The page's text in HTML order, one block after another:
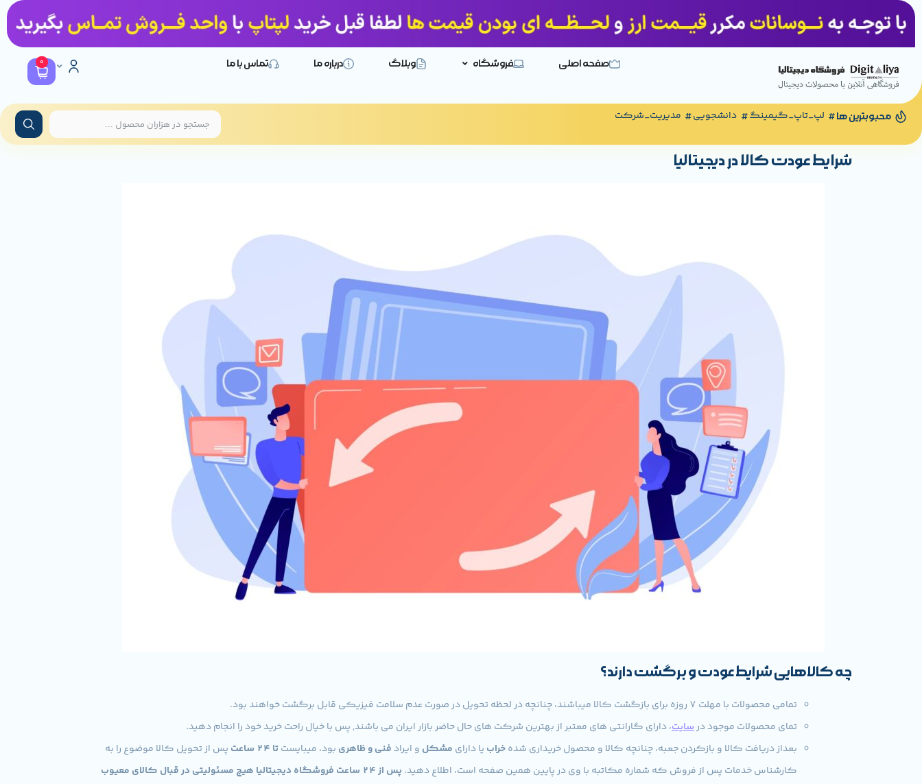
صفحه اصلی فروشگاه وبلاگ درباره ما تماس با ما 0
محبوبترین ها لپ_تاپ_گیمینگ دانشجویی مدیریت_شرکت
شرایط عودت کالا در دیجیتالیا
چه کالاهایی شرایط عودت و برگشت دارند؟
تمامی محصولات با مهلت 7 روزه برای بازگشت کالا میباشند، چنانچه در لحظه تحویل در صورت عدم سلامت فیزیکی قابل برگشت خواهند بود.
تمای محصولات موجود درسایت، دارای گارانتی های معتبر از بهترین شرکت های حال حاضر بازار ایران می باشند, پس با خیال راحت خرید خود را انجام دهید.
بعداز دریافت کالا و بازکردن جعبه، چنانچه کالا و محصول خریداری شدهخراب یا دارای مشکل و ایرادفنی و ظاهری بود، میبایستتا 24 ساعت
پس از تحویل کالا موضوع را به
کارشناس خدمات پس از فروش که شماره مکاتبه با وی در پایین همین صفحه است، اطلاع دهید.
پس از 24 ساعت فروشگاه دیجیتالیا هیچ مسئولیتی در قبال کالای معیوب